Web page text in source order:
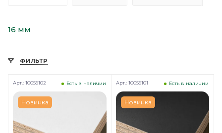
16 мм
ФИЛЬТР
Новинка
Есть в наличии
Арт.: 10059102
Новинка
Есть в наличии
Арт.: 10059101